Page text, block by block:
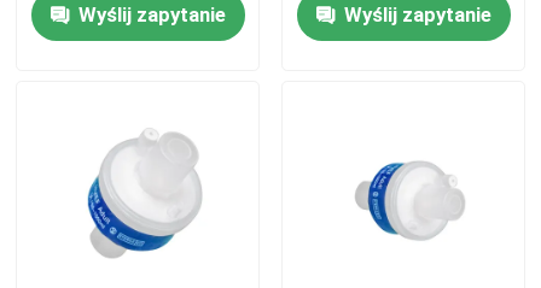
Poprosić o wycenę
Medyczna guma silikonowa
Gumowy korek medyczny
Wyślij zapytanie
Wyślij zapytanie